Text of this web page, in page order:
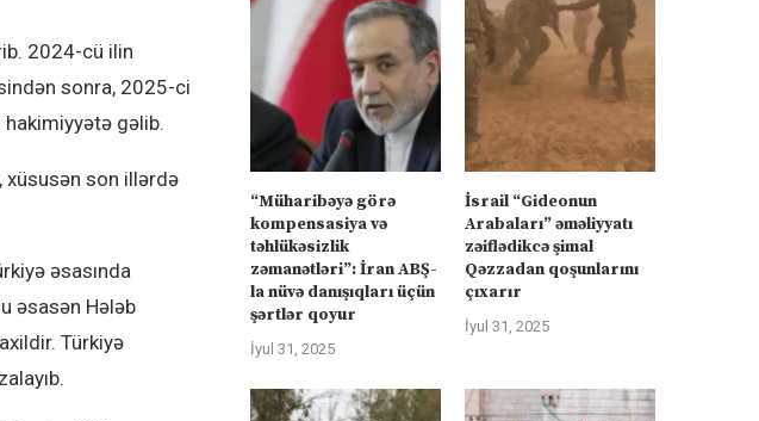
2024-cü ilin
sonra, 2025-ci
gəlib.
xüsusən son illərdə
əsasında
əsasən Hələb
Türkiyə
“Müharibəyə görə
kompensasiya və
təhlükəsizlik
zəmanətləri”: İran ABŞ-
la nüvə danışıqları üçün
şərtlər qoyur
İyul 31, 2025
İsrail “Gideonun
Arabaları” əməliyyatı
zəiflədikcə şimal
Qəzzadan qoşunlarını
çıxarır
İyul 31, 2025